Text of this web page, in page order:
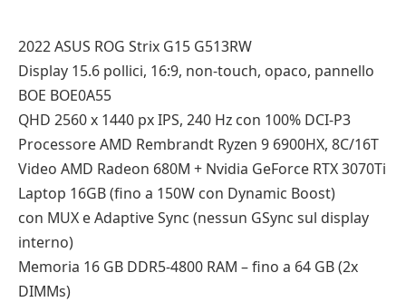
2022 ASUS ROG Strix G15 G513RW
Display 15.6 pollici, 16:9, non-touch, opaco, pannello
BOE BOE0A55
QHD 2560 x 1440 px IPS, 240 Hz con 100% DCI-P3
Processore AMD Rembrandt Ryzen 9 6900HX, 8C/16T
Video AMD Radeon 680M + Nvidia GeForce RTX 3070Ti
Laptop 16GB (fino a 150W con Dynamic Boost)
con MUX e Adaptive Sync (nessun GSync sul display
interno)
Memoria 16 GB DDR5-4800 RAM – fino a 64 GB (2x
DIMMs)